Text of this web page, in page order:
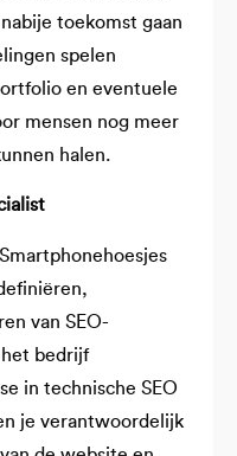
toekomst gaan
spelen
en eventuele
mensen nog meer
halen.
van SEO-
bedrijf
in technische SEO
je verantwoordelijk